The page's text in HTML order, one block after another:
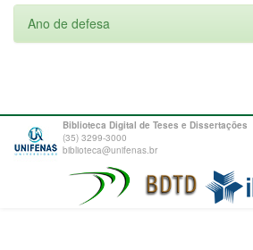
Ano de defesa
Biblioteca Digital de Teses e Dissertações
(35) 3299-3000
biblioteca@unifenas.br